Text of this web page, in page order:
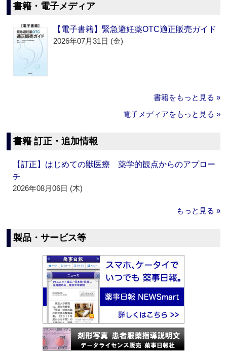
書籍・電子メディア
【電子書籍】緊急避妊薬OTC適正販売ガイド
2026年07月31日 (金)
書籍をもっと見る »
電子メディアをもっと見る »
書籍 訂正・追加情報
【訂正】はじめての獣医療 薬学的観点からのアプロー
チ
2026年08月06日 (木)
もっと見る »
製品・サービス等